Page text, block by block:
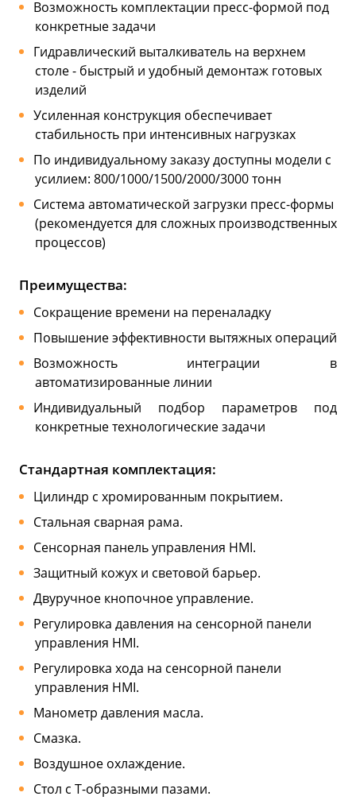
Возможность комплектации пресс-формой под
конкретные задачи
Гидравлический выталкиватель на верхнем
столе - быстрый и удобный демонтаж готовых
изделий
Усиленная конструкция обеспечивает
стабильность при интенсивных нагрузках
По индивидуальному заказу доступны модели с
усилием: 800/1000/1500/2000/3000 тонн
Система автоматической загрузки пресс-формы
(рекомендуется для сложных производственных
процессов)
Преимущества:
Сокращение времени на переналадку
Повышение эффективности вытяжных операций
Возможность интеграции в
автоматизированные линии
Индивидуальный подбор параметров под
конкретные технологические задачи
Стандартная комплектация:
Цилиндр с хромированным покрытием.
Стальная сварная рама.
Сенсорная панель управления HMI.
Защитный кожух и световой барьер.
Двуручное кнопочное управление.
Регулировка давления на сенсорной панели
управления HMI.
Регулировка хода на сенсорной панели
управления HMI.
Манометр давления масла.
Смазка.
Воздушное охлаждение.
Стол с Т-образными пазами.